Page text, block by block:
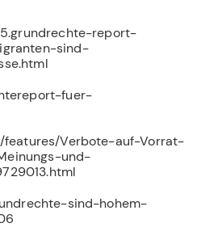
report-
sind-
fuer-
features/Verbote-auf-Vorrat-
und-
sind-hohem-